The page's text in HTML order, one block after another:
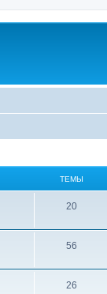
ТЕМЫ
20
56
26